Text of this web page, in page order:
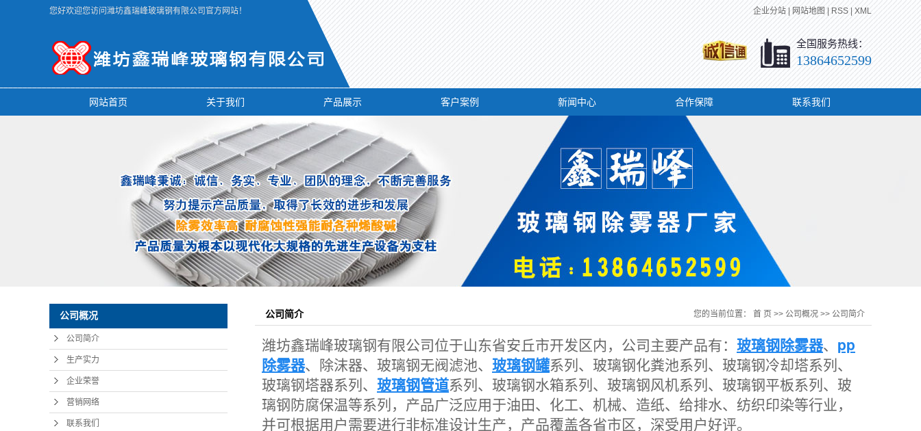
您好欢迎您访问潍坊鑫瑞峰玻璃钢有限公司官方网站！ 企业分站 网站地图 RSS XML
全国服务热线：
13864652599
网站首页 关于我们 产品展示 客户案例 新闻中心 合作保障 联系我们
公司概况
公司简介
生产实力
企业荣誉
营销网络
联系我们
公司简介 您的当前位置： 首 页 >> 公司概况 >> 公司简介
潍坊鑫瑞峰玻璃钢有限公司位于山东省安丘市开发区内，公司主要产品有： 玻璃钢除雾器、 pp
除雾器、除沫器、玻璃钢无阀滤池、 玻璃钢罐系列、玻璃钢化粪池系列、玻璃钢冷却塔系列、
玻璃钢塔器系列、 玻璃钢管道系列、玻璃钢水箱系列、玻璃钢风机系列、玻璃钢平板系列、玻
璃钢防腐保温等系列，产品广泛应用于油田、化工、机械、造纸、给排水、纺织印染等行业，
并可根据用户需要进行非标准设计生产，产品覆盖各省市区，深受用户好评。